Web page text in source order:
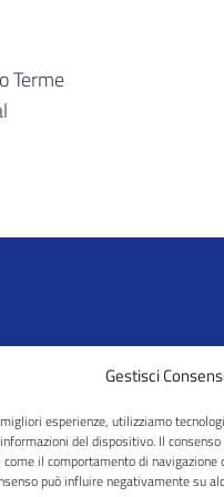
Gestisci
esperienze, utilizziamo
del dispositivo. Il
il comportamento di
può influire negativamente su
Terme